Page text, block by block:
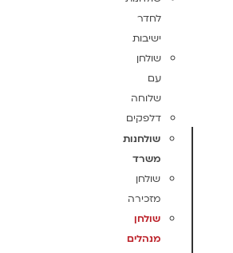
לחדר
ישיבות
שולחן
עם
שלוחה
דלפקים
שולחנות
משרד
שולחן
מזכירה
שולחן
מנהלים